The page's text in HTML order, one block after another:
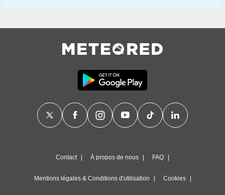
Contact À propos de nous FAQ
Mentions légales & Conditions d'utilisation Cookies